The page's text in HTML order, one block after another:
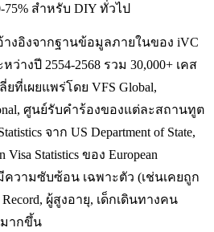
สำหรับ DIY ทั่วไป
างอิงจากฐานข้อมูลภายในของ iVC
หว่างปี 2554-2568 รวม 30,000+ เคส
ที่เผยแพร่โดย VFS Global,
ศูนย์รับคำร้องของแต่ละสถานทูต
จาก US Department of State,
Visa Statistics ของ European
ความซับซ้อน เฉพาะตัว (เช่นเคยถูก
Record, ผู้สูงอายุ, เด็กเดินทางคน
มากขึ้น